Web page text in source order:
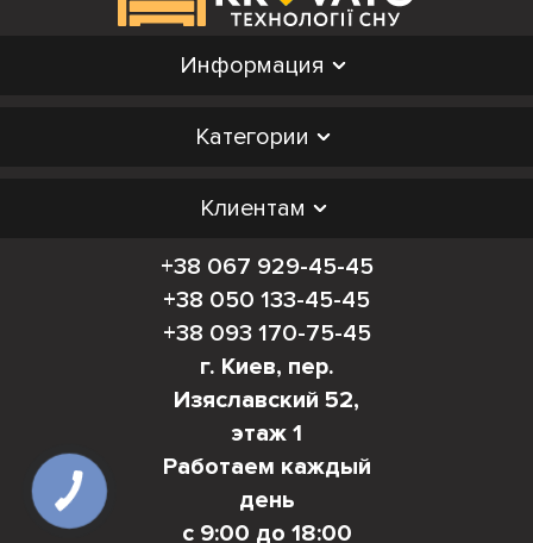
Информация
Категории
Клиентам
+38 067 929-45-45
+38 050 133-45-45
+38 093 170-75-45
г. Киев, пер.
Изяславский 52,
этаж 1
Работаем каждый
день
с 9:00 до 18:00